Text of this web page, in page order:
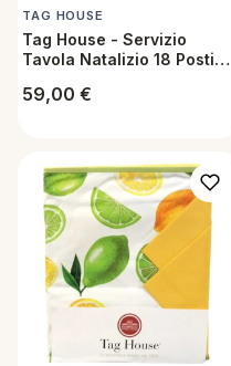
TAG HOUSE
Tag House - Servizio
Tavola Natalizio 18 Posti
e Tovaglioli in Cotone -
59,00 €